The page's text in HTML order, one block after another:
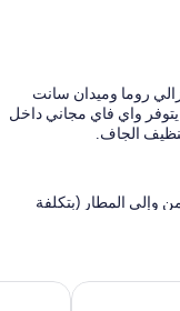
روما وميدان سانت
واي فاي مجاني داخل
الجاف.
وإلى المطار (بتكلفة
يُسمَح بالتدخين
كارنيفال